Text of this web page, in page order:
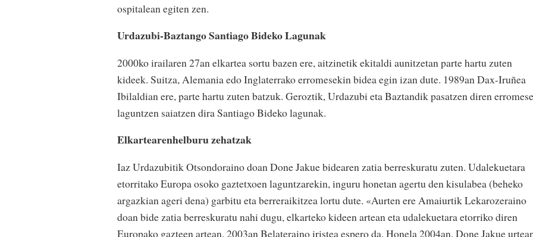
ospitalean egiten zen.
Urdazubi-Baztango Santiago Bideko Lagunak
2000ko irailaren 27an elkartea sortu bazen ere, aitzinetik ekitaldi aunitzetan parte hartu zuten
kideek. Suitza, Alemania edo Inglaterrako erromesekin bidea egin izan dute. 1989an Dax-Iruñea
Ibilaldian ere, parte hartu zuten batzuk. Geroztik, Urdazubi eta Baztandik pasatzen diren
laguntzen saiatzen dira Santiago Bideko lagunak.
Elkartearenhelburu zehatzak
Iaz Urdazubitik Otsondoraino doan Done Jakue bidearen zatia berreskuratu zuten. Udalekuetara
etorritako Europa osoko gaztetxoen laguntzarekin, inguru honetan agertu den kisulabea (beheko
argazkian ageri dena) garbitu eta berreraikitzea lortu dute. «Aurten ere Amaiurtik Lekarozeraino
doan bide zatia berreskuratu nahi dugu, elkarteko kideen artean eta udalekuetara etorriko diren
Europako gazteen artean. 2003an Belateraino iristea espero da. Honela 2004an, Done Jakue